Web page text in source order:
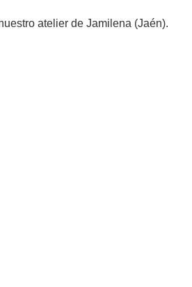
atelier de Jamilena (Jaén).